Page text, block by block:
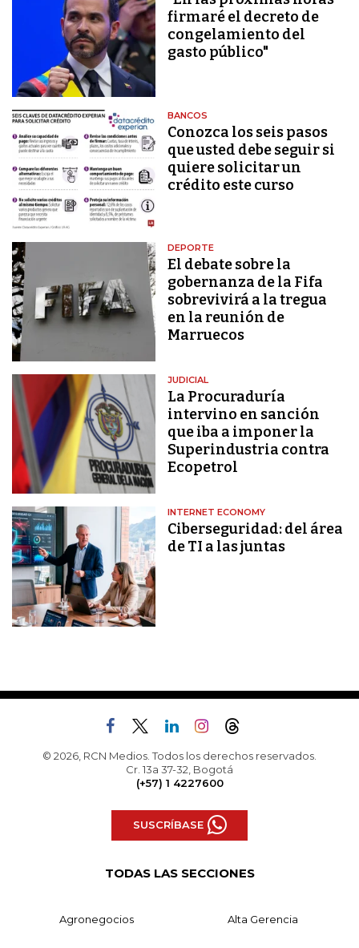
firmaré el decreto de
congelamiento del
gasto público"
BANCOS
Conozca los seis pasos
que usted debe seguir si
quiere solicitar un
crédito este curso
DEPORTE
El debate sobre la
gobernanza de la Fifa
sobrevivirá a la tregua
en la reunión de
Marruecos
JUDICIAL
La Procuraduría
intervino en sanción
que iba a imponer la
Superindustria contra
Ecopetrol
INTERNET ECONOMY
Ciberseguridad: del área
de TI a las juntas
© 2026, RCN Medios. Todos los derechos reservados.
Cr. 13a 37-32, Bogotá
(+57) 1 4227600
SUSCRÍBASE
TODAS LAS SECCIONES
Agronegocios Alta Gerencia